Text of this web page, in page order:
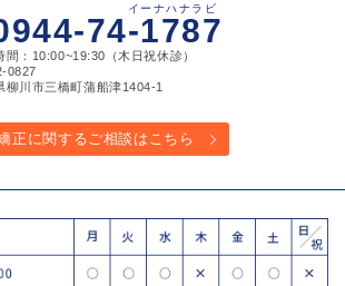
74-1787
イーナハナラビ
間：10:00~19:30（木日祝休診）
0827
柳川市三橋町蒲船津1404-1
正に関するご相談はこちら